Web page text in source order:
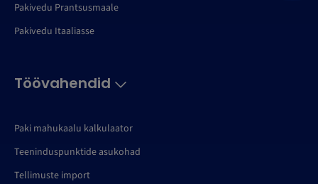
Pakivedu Prantsusmaale
Pakivedu Itaaliasse
Töövahendid
Paki mahukaalu kalkulaator
Teeninduspunktide asukohad
Tellimuste import